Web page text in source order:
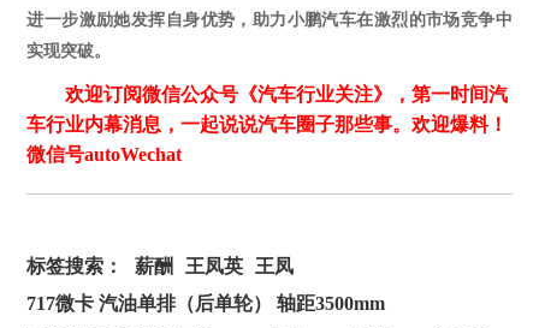
进一步激励她发挥自身优势，助力小鹏汽车在激烈的市场竞争中
实现突破。
欢迎订阅微信公众号《汽车行业关注》，第一时间汽
车行业内幕消息，一起说说汽车圈子那些事。欢迎爆料！
微信号autoWechat
标签搜索： 薪酬 王凤英
王凤
717微卡 汽油单排（后单轮） 轴距3500mm